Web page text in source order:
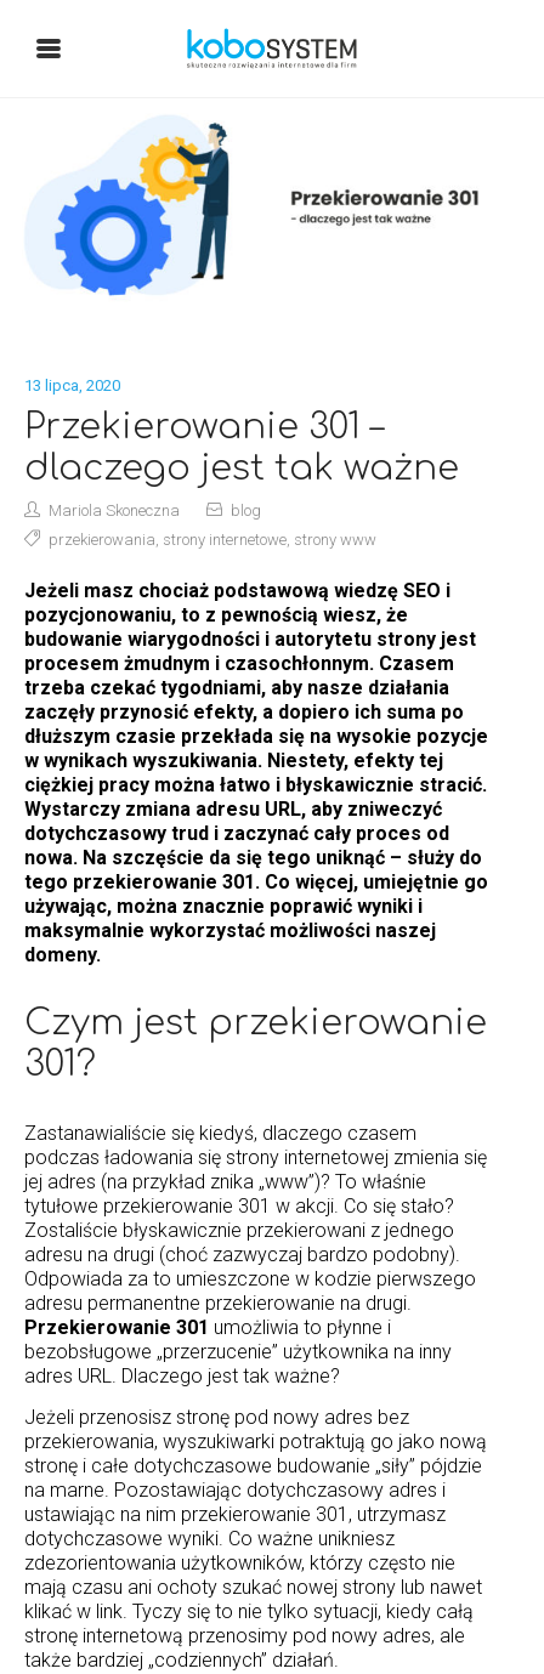
13 lipca, 2020
Przekierowanie 301 –
dlaczego jest tak ważne
Mariola Skoneczna
blog
przekierowania, strony internetowe, strony www
Jeżeli masz chociaż podstawową wiedzę SEO i
pozycjonowaniu, to z pewnością wiesz, że
budowanie wiarygodności i autorytetu strony jest
procesem żmudnym i czasochłonnym. Czasem
trzeba czekać tygodniami, aby nasze działania
zaczęły przynosić efekty, a dopiero ich suma po
dłuższym czasie przekłada się na wysokie pozycje
w wynikach wyszukiwania. Niestety, efekty tej
ciężkiej pracy można łatwo i błyskawicznie stracić.
Wystarczy zmiana adresu URL, aby zniweczyć
dotychczasowy trud i zaczynać cały proces od
nowa. Na szczęście da się tego uniknąć – służy do
tego przekierowanie 301. Co więcej, umiejętnie go
używając, można znacznie poprawić wyniki i
maksymalnie wykorzystać możliwości naszej
domeny.
Czym jest przekierowanie
301?
Zastanawialiście się kiedyś, dlaczego czasem
podczas ładowania się strony internetowej zmienia się
jej adres (na przykład znika „www”)? To właśnie
tytułowe przekierowanie 301 w akcji. Co się stało?
Zostaliście błyskawicznie przekierowani z jednego
adresu na drugi (choć zazwyczaj bardzo podobny).
Odpowiada za to umieszczone w kodzie pierwszego
adresu permanentne przekierowanie na drugi.
Przekierowanie 301 umożliwia to płynne i
bezobsługowe „przerzucenie” użytkownika na inny
adres URL. Dlaczego jest tak ważne?
Jeżeli przenosisz stronę pod nowy adres bez
przekierowania, wyszukiwarki potraktują go jako nową
stronę i całe dotychczasowe budowanie „siły” pójdzie
na marne. Pozostawiając dotychczasowy adres i
ustawiając na nim przekierowanie 301, utrzymasz
dotychczasowe wyniki. Co ważne unikniesz
zdezorientowania użytkowników, którzy często nie
mają czasu ani ochoty szukać nowej strony lub nawet
klikać w link. Tyczy się to nie tylko sytuacji, kiedy całą
stronę internetową przenosimy pod nowy adres, ale
także bardziej „codziennych” działań.